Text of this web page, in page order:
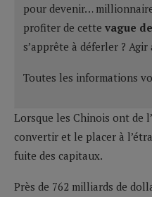
pour devenir…
profiter de cette vague
s’apprête à déferler ?
Toutes les informations
Lorsque les Chinois ont de
convertir et le placer à
fuite des capitaux.
Près de 762 milliards de